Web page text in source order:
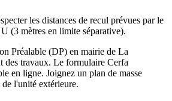
les distances de recul prévues par le
(3 mètres en limite séparative).
Préalable (DP) en mairie de La
des travaux. Le formulaire Cerfa
en ligne. Joignez un plan de masse
l'unité extérieure.